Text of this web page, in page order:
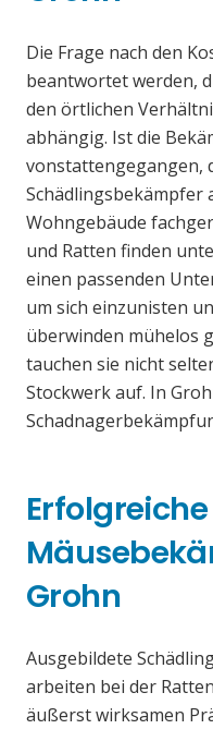
Die Frage nach den
beantwortet werden,
den örtlichen
abhängig. Ist die
vonstattengegangen,
Schädlingsbekämpfer
Wohngebäude
und Ratten finden
einen passenden
um sich einzunisten
überwinden mühelos
tauchen sie nicht
Stockwerk auf. In
Grohn
Ausgebildete
arbeiten bei der
äußerst wirksamen